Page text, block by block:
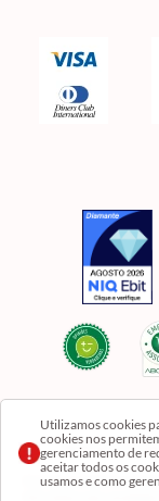
Utilizamos cookies
cookies nos
gerenciamento de
aceitar todos os
usamos e como
Razão Social:
Os preços, produtos e